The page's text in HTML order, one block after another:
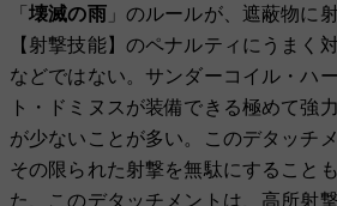
「壊滅の雨」のルールが、遮蔽物に
【射撃技能】のペナルティにうまく
などではない。サンダーコイル・ハ
ト・ドミヌスが装備できる極めて強
が少ないことが多い。このデタッチ
その限られた射撃を無駄にすること
た、このデタッチメントは、高所射